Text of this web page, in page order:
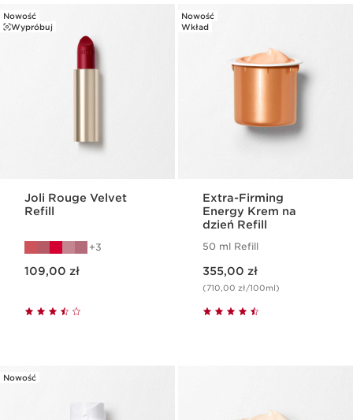
Nowość
Wypróbuj
Joli Rouge Velvet
Refill
3
109,00 zł
Nowość
Wkład
Extra-Firming
Energy Krem na
dzień Refill
50 ml Refill
355,00 zł
(710,00 zł/100ml)
Nowość